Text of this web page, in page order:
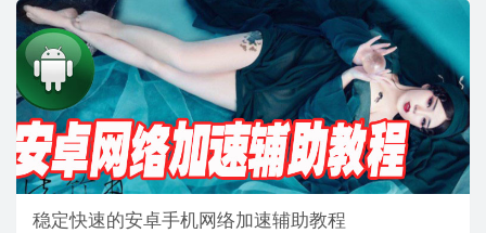
稳定快速的安卓手机网络加速辅助教程